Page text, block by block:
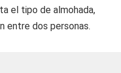
el tipo de almohada,
entre dos personas.